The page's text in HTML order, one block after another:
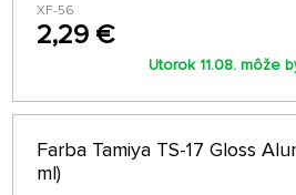
XF-56
2,29 €
Utorok 11.08. môže
Farba Tamiya TS-17 Gloss
ml)